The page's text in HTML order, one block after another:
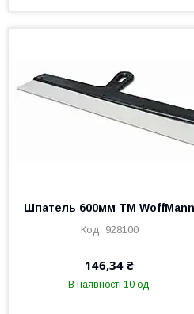
Шпатель 600мм ТМ WoffMann
928100
146,34 ₴
В наявності 10 од.